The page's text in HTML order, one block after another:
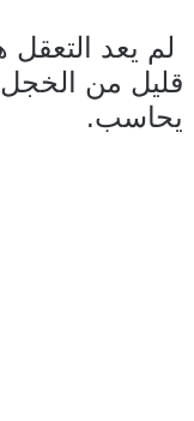
لم يعد
قليل من
يحاسب.